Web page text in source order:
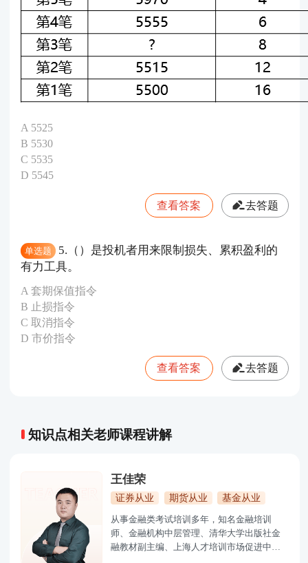
A 5525
B 5530
C 5535
D 5545
查看答案 去答题
单选题 5.（）是投机者用来限制损失、累积盈利的
有力工具。
A 套期保值指令
B 止损指令
C 取消指令
D 市价指令
查看答案 去答题
知识点相关老师课程讲解
王佳荣
证券从业 期货从业 基金从业
从事金融类考试培训多年，知名金融培训
师、金融机构中层管理、清华大学出版社金
融教材副主编、上海人才培训市场促进中心